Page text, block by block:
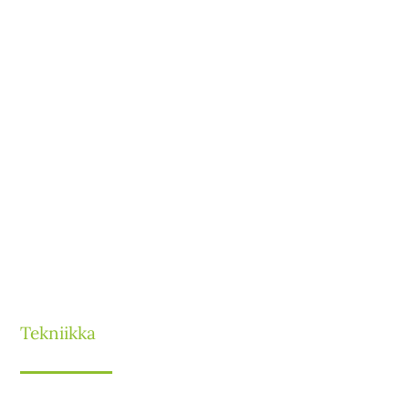
Tekniikka